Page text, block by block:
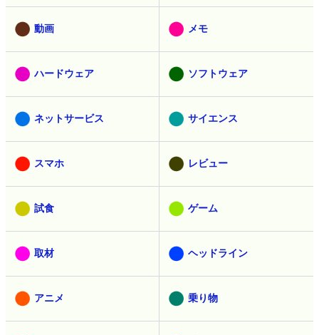
動画 メモ
ハードウェア ソフトウェア
ネットサービス サイエンス
スマホ レビュー
試食 ゲーム
取材 ヘッドライン
アニメ 乗り物